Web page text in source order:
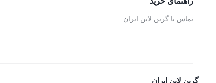
تماس با گرین لاین ایران
گرین لاین ایران